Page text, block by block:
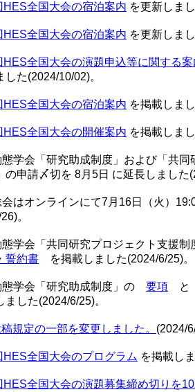
HES全国大会の宿泊案内 を更新しま
HES全国大会の宿泊案内 を更新しま
HES全国大会の演題申込等に関する
した(2024/10/02)。
HES全国大会の宿泊案内 を掲載しま
HES全国大会の開催案内 を掲載しま
態学会「研究助成制度」および「共同
の申請〆切を 8月5日 に延長しました
はオンラインにて7月16日（火）
。
態学会「共同研究プロジェクト支援
誓約書 を掲載しました(2024/6/25)。
態学会「研究助成制度」の 要項
ました(2024/6/25)。
規定の一部を変更しました。 (2024/
HES全国大会のプログラム を掲載し
HES全国大会の演題募集締め切りを